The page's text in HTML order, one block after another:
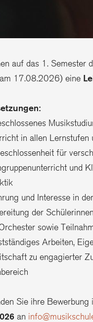
auf das 1.
17.08.2026) eine
in allen Lernstufen
für
und
und Interesse in
der
sowie
Arbeiten,
zu engagierter
Sie ihre
an